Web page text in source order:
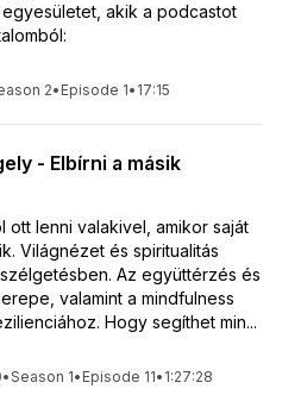
akik a podcastot
2• Episode 1• 17:15
- Elbírni a másik
ott lenni valakivel, amikor saját
Világnézet és spiritualitás
Az együttérzés és
valamint a mindfulness
Hogy segíthet min...
•Season 1• Episode 11• 1:27:28